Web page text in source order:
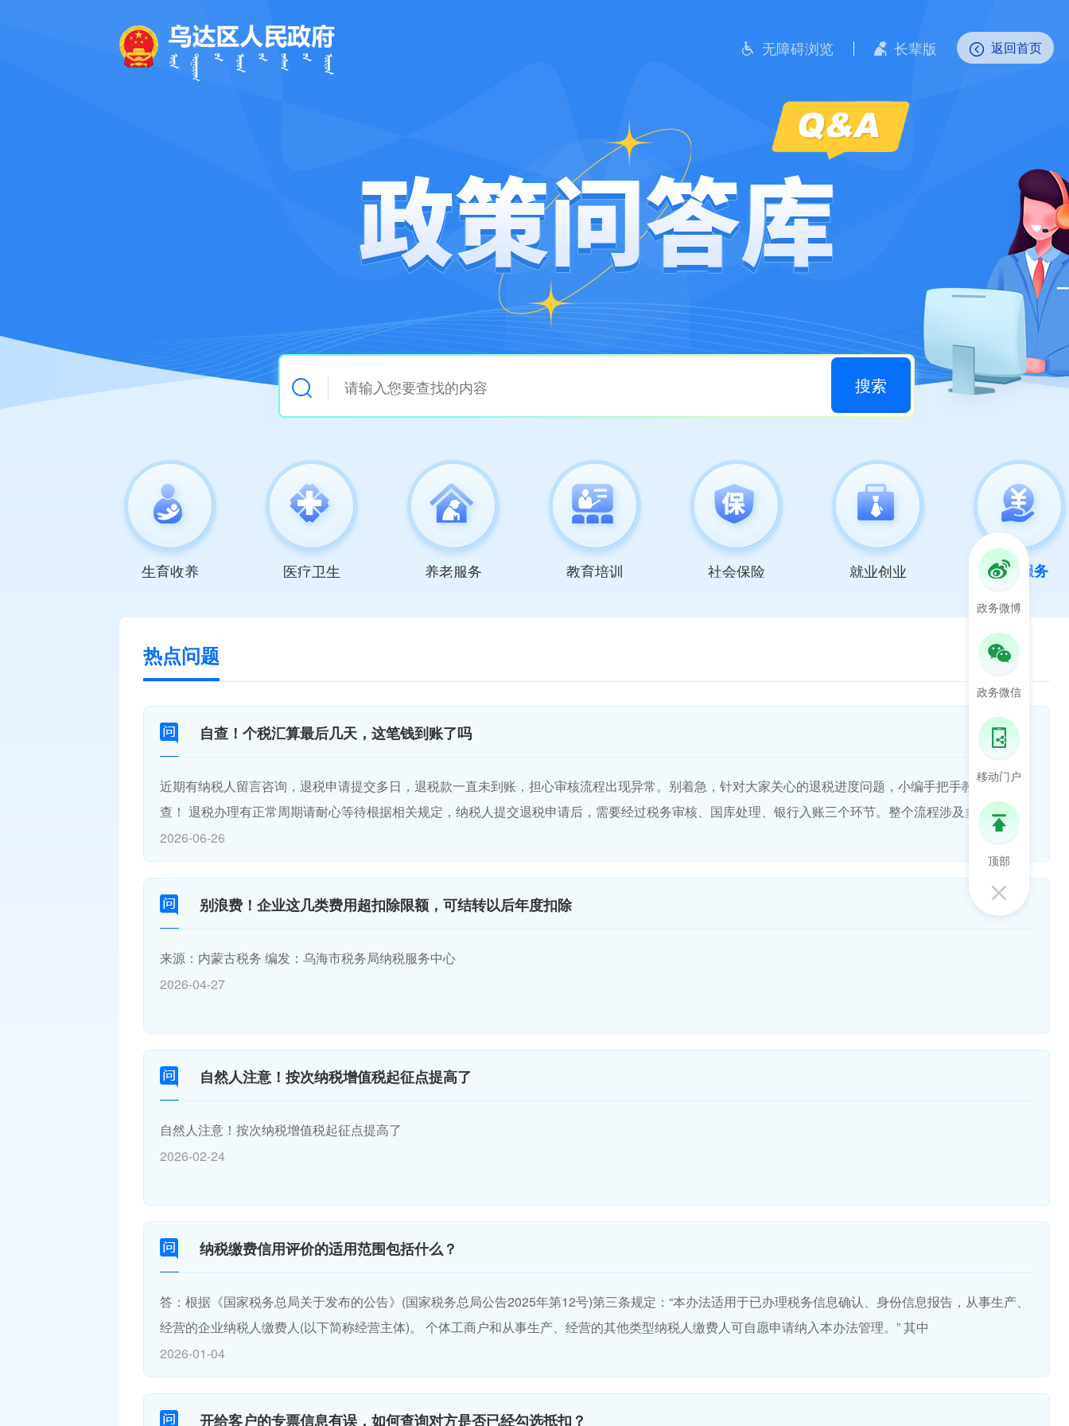
无障碍浏览 长辈版 返回首页
搜索
生育收养 医疗卫生 养老服务 教育培训 社会保险 就业创业 纳税服务
热点问题
自查！个税汇算最后几天，这笔钱到账了吗
近期有纳税人留言咨询，退税申请提交多日，退税款一直未到账，担心审核流程出现异常。别着急，针对大家关心的退税进度问题，小编手把手教您快速自
查！ 退税办理有正常周期请耐心等待根据相关规定，纳税人提交退税申请后，需要经过税务审核、国库处理、银行入账三个环节。整个流程涉及多...
2026-06-26
别浪费！企业这几类费用超扣除限额，可结转以后年度扣除
来源：内蒙古税务 编发：乌海市税务局纳税服务中心
2026-04-27
自然人注意！按次纳税增值税起征点提高了
自然人注意！按次纳税增值税起征点提高了
2026-02-24
纳税缴费信用评价的适用范围包括什么？
答：根据《国家税务总局关于发布的公告》(国家税务总局公告2025年第12号)第三条规定：“本办法适用于已办理税务信息确认、身份信息报告，从事生产、
经营的企业纳税人缴费人(以下简称经营主体)。 个体工商户和从事生产、经营的其他类型纳税人缴费人可自愿申请纳入本办法管理。” 其中
2026-01-04
开给客户的专票信息有误，如何查询对方是否已经勾选抵扣？
政务微博
政务微信
移动门户
顶部